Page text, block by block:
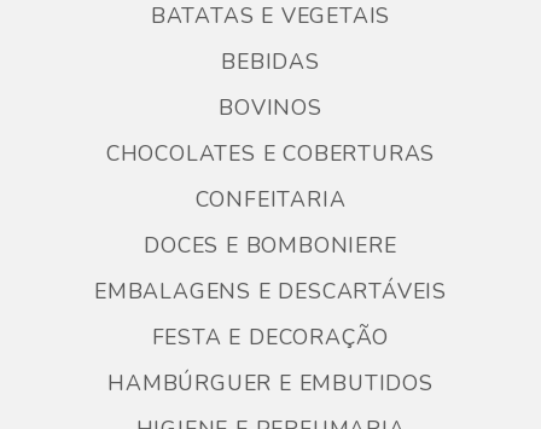
BATATAS E VEGETAIS
BEBIDAS
BOVINOS
CHOCOLATES E COBERTURAS
CONFEITARIA
DOCES E BOMBONIERE
EMBALAGENS E DESCARTÁVEIS
FESTA E DECORAÇÃO
HAMBÚRGUER E EMBUTIDOS